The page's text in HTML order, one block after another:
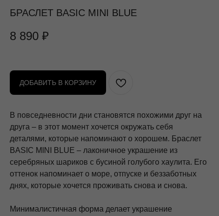
БРАСЛЕТ BASIC MINI BLUE
8 890 ₽
ДОБАВИТЬ В КОРЗИНУ
В повседневности дни становятся похожими друг на
друга – в этот момент хочется окружать себя
деталями, которые напоминают о хорошем. Браслет
BASIC MINI BLUE – лаконичное украшение из
серебряных шариков с бусиной голубого хаулита. Его
оттенок напоминает о море, отпуске и беззаботных
днях, которые хочется проживать снова и снова.
Минималистичная форма делает украшение